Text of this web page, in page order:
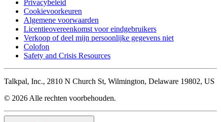
Privacybeleid
Cookievoorkeuren
Algemene voorwaarden
Licentieovereenkomst voor eindgebruikers
Verkoop of deel mijn persoonlijke gegevens niet
Colofon
Safety and Crisis Resources
Talkpal, Inc., 2810 N Church St, Wilmington, Delaware 19802, US
© 2026 Alle rechten voorbehouden.